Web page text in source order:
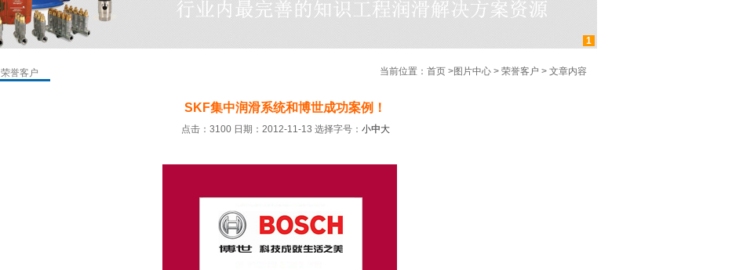
1
荣誉客户 当前位置： 首页 >图片中心 > 荣誉客户 > 文章内容
SKF集中润滑系统和博世成功案例！
点击：3100 日期：2012-11-13 选择字号： 小中大